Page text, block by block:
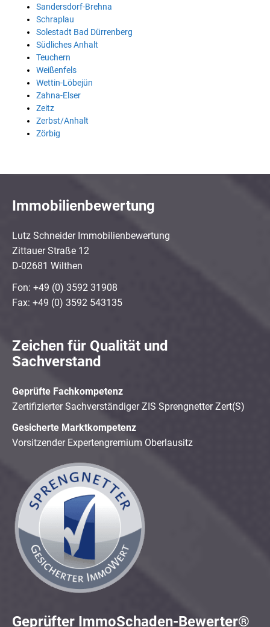
Sandersdorf-Brehna
Schraplau
Solestadt Bad Dürrenberg
Südliches Anhalt
Teuchern
Weißenfels
Wettin-Löbejün
Zahna-Elser
Zeitz
Zerbst/Anhalt
Zörbig
Immobilienbewertung
Lutz Schneider Immobilienbewertung
Zittauer Straße 12
D-02681 Wilthen
Fon: +49 (0) 3592 31908
Fax: +49 (0) 3592 543135
Zeichen für Qualität und
Sachverstand
Geprüfte Fachkompetenz
Zertifizierter Sachverständiger ZIS Sprengnetter Zert(S)
Gesicherte Marktkompetenz
Vorsitzender Expertengremium Oberlausitz
Geprüfter ImmoSchaden-Bewerter®